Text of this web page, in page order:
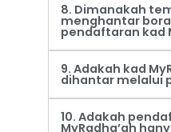
8. Dimanakah
menghantar
pendaftaran kad
9. Adakah kad
dihantar melalui
10. Adakah
MyRadha’ah